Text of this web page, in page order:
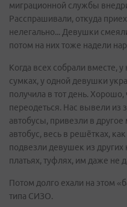
миграционной службы
Расспрашивали, откуда
нелегально... Девушки
потом на них тоже надели
Когда всех собрали вместе,
сумках, у одной девушки
получила в тот день. Хорошо,
переодеться. Нас вывели из
автобусы, привезли в
автобус, весь в решётках,
подвезли девушек из
платьях, туфлях, им даже не
Потом долго ехали на этом
типа СИЗО.